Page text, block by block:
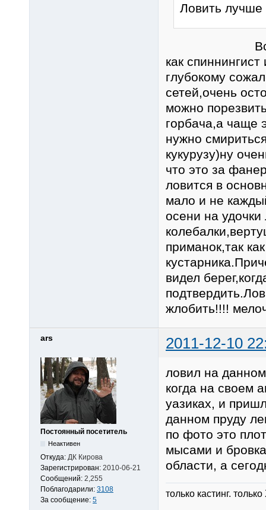
Ловить лучше
Всё
как
глубокому
сетей,очень
можно
горбача,а чаще
нужно
кукурузу)ну
что это за
ловится в
мало и не
осени на
приманок,так
видел
жлобить!!!!
ars 2011-12-10
Постоянный посетитель
Неактивен
Откуда: ДК Кирова
Зарегистрирован: 2010-06-21
Сообщений: 2,255
Поблагодарили: 3108
За сообщение: 5
ловил на
когда на своем
уазиках, и
данном пруду
по фото это
мысами и
области, а
только кастинг.